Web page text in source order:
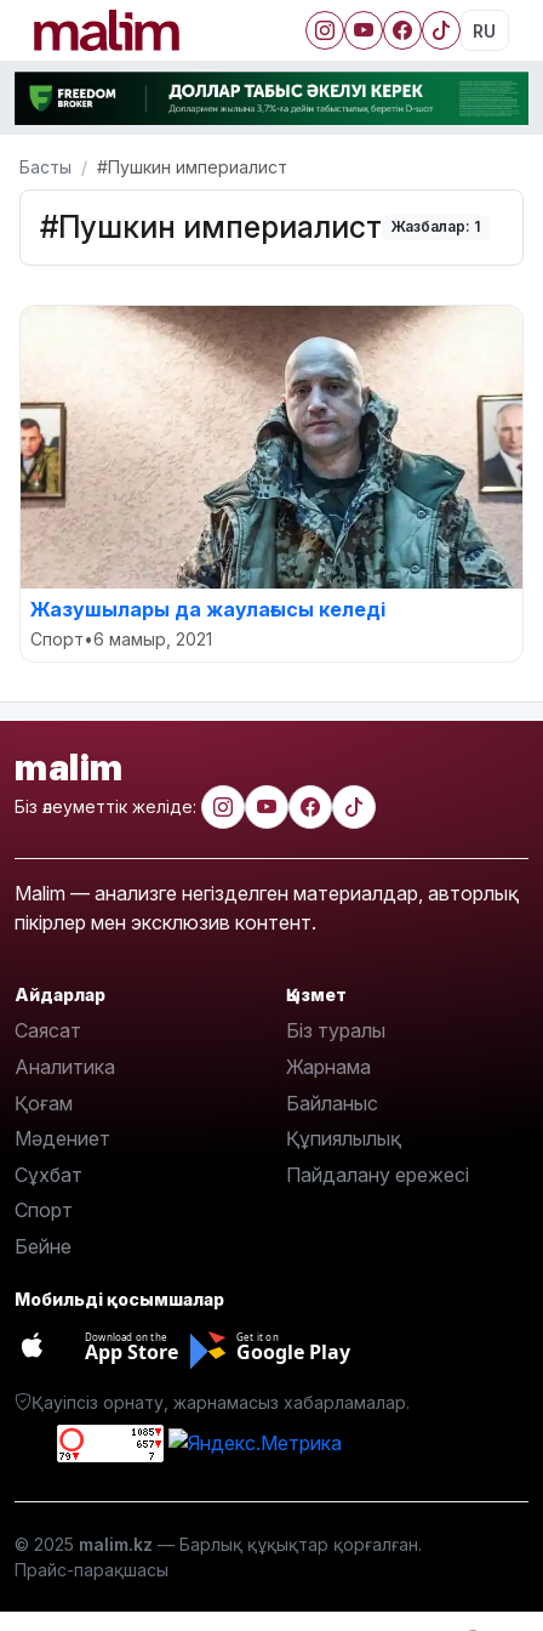
RU
Басты #Пушкин империалист
#Пушкин империалист Жазбалар: 1
Жазушылары да жаулағысы келеді
Спорт•6 мамыр, 2021
malim
Біз әлеуметтік желіде:
Malim — анализге негізделген материалдар, авторлық
пікірлер мен эксклюзив контент.
Айдарлар
Саясат
Аналитика
Қоғам
Мәдениет
Сұхбат
Спорт
Бейне
Қызмет
Біз туралы
Жарнама
Байланыс
Құпиялылық
Пайдалану ережесі
Мобильді қосымшалар
Download on the
App Store
Get it on
Google Play
Қауіпсіз орнату, жарнамасыз хабарламалар.
© 2025 malim.kz — Барлық құқықтар қорғалған.
Прайс-парақшасы